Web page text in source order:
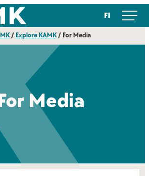
FI
/ Explore KAMK/ For Media
Media